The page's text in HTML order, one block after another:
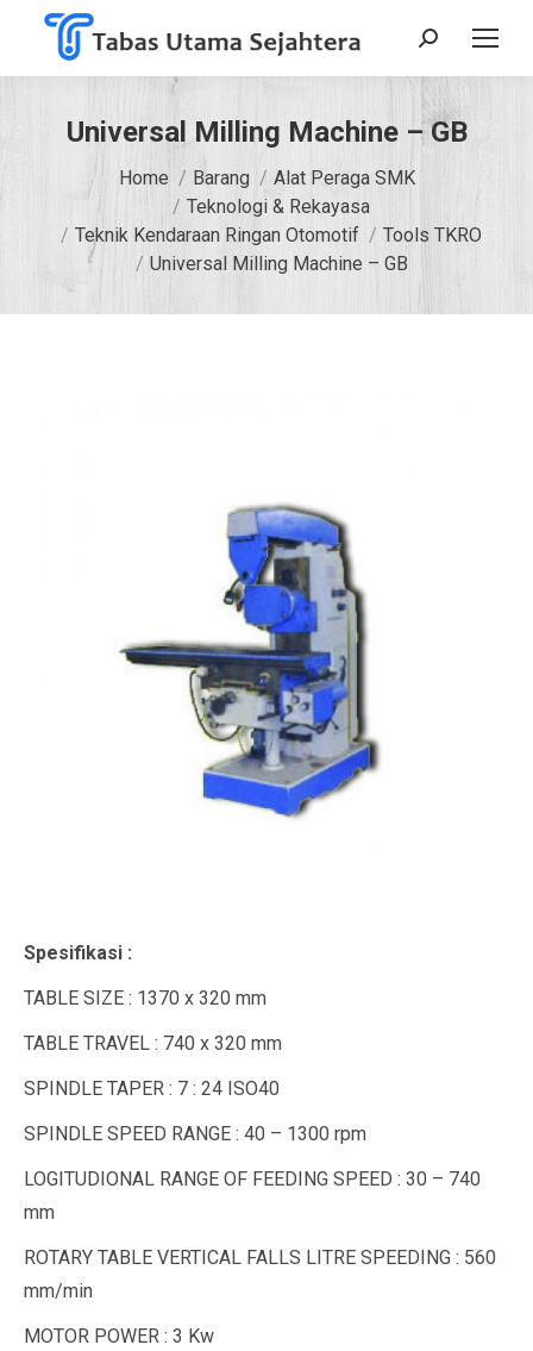
Search:
Universal Milling Machine – GB
You are here:Home Barang
Alat Peraga SMK
Teknologi & Rekayasa
Teknik Kendaraan Ringan Otomotif
Tools TKRO
Universal Milling Machine – GB
Spesifikasi :
TABLE SIZE : 1370 x 320 mm
TABLE TRAVEL : 740 x 320 mm
SPINDLE TAPER : 7 : 24 ISO40
SPINDLE SPEED RANGE : 40 – 1300 rpm
LOGITUDIONAL RANGE OF FEEDING SPEED : 30 – 740
mm
ROTARY TABLE VERTICAL FALLS LITRE SPEEDING : 560
mm/min
MOTOR POWER : 3 Kw